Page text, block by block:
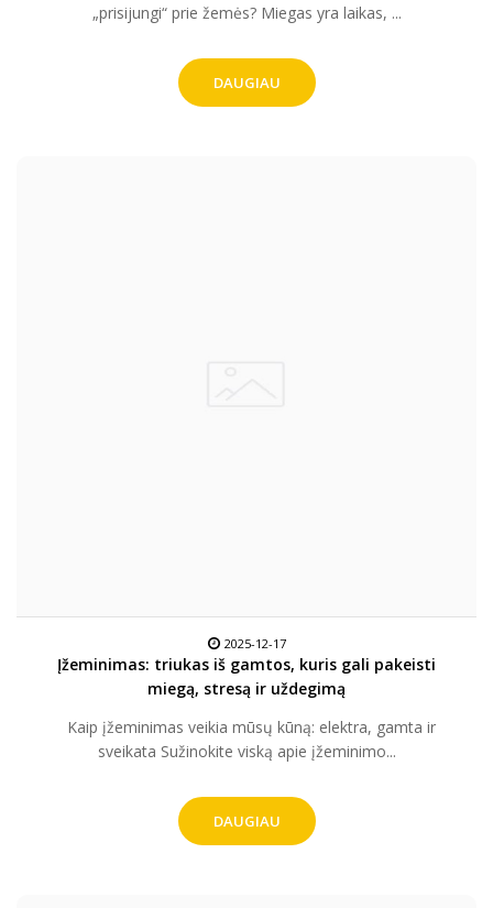
„prisijungi“ prie žemės? Miegas yra laikas, ...
DAUGIAU
2025-12-17
Įžeminimas: triukas iš gamtos, kuris gali pakeisti
miegą, stresą ir uždegimą
Kaip įžeminimas veikia mūsų kūną: elektra, gamta ir
sveikata Sužinokite viską apie įžeminimo...
DAUGIAU